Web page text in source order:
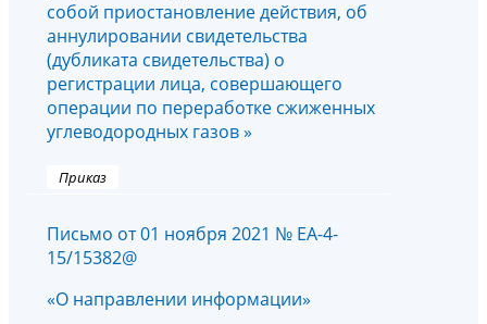
собой приостановление действия, об
аннулировании свидетельства
(дубликата свидетельства) о
регистрации лица, совершающего
операции по переработке сжиженных
углеводородных газов »
Приказ
Письмо от 01 ноября 2021 № ЕА-4-
15/15382@
«О направлении информации»